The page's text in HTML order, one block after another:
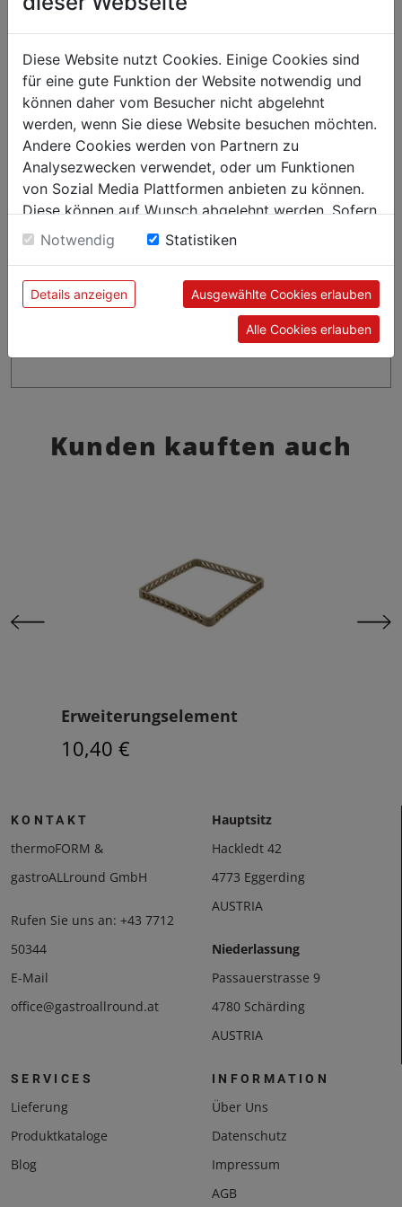
Kunden kauften auch
Erweiterungselement
10,40 €
KONTAKT
thermoFORM &
gastroALLround GmbH
Rufen Sie uns an: +43 7712
50344
E-Mail
office@gastroallround.at
Hauptsitz
Hackledt 42
4773 Eggerding
AUSTRIA
Niederlassung
Passauerstrasse 9
4780 Schärding
AUSTRIA
SERVICES
Lieferung
Produktkataloge
Blog
INFORMATION
Über Uns
Datenschutz
Impressum
AGB
Diese Website nutzt Cookies. Einige Cookies sind
für eine gute Funktion der Website notwendig und
können daher vom Besucher nicht abgelehnt
werden, wenn Sie diese Website besuchen möchten.
Andere Cookies werden von Partnern zu
Analysezwecken verwendet, oder um Funktionen
von Sozial Media Plattformen anbieten zu können.
Diese können auf Wunsch abgelehnt werden. Sofern
sie unsere Webseite weiter nutzen, geben Sie
Einwilligung zu unseren Cookies.
Notwendig Statistiken
Details anzeigen Ausgewählte Cookies erlauben
Alle Cookies erlauben